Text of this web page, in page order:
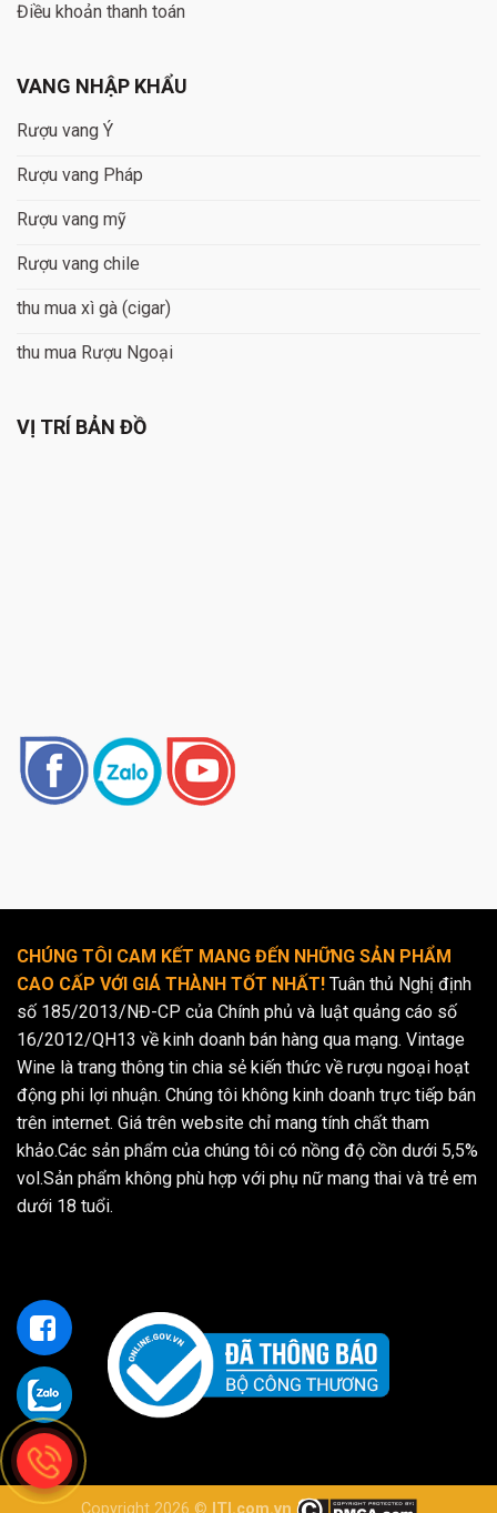
Điều khoản thanh toán
VANG NHẬP KHẨU
Rượu vang Ý
Rượu vang Pháp
Rượu vang mỹ
Rượu vang chile
thu mua xì gà (cigar)
thu mua Rượu Ngoại
VỊ TRÍ BẢN ĐỒ
CHÚNG TÔI CAM KẾT MANG ĐẾN NHỮNG SẢN PHẨM
CAO CẤP VỚI GIÁ THÀNH TỐT NHẤT! Tuân thủ Nghị định
số 185/2013/NĐ-CP của Chính phủ và luật quảng cáo số
16/2012/QH13 về kinh doanh bán hàng qua mạng. Vintage
Wine là trang thông tin chia sẻ kiến thức về rượu ngoại hoạt
động phi lợi nhuận. Chúng tôi không kinh doanh trực tiếp bán
trên internet. Giá trên website chỉ mang tính chất tham
khảo.Các sản phẩm của chúng tôi có nồng độ cồn dưới 5,5%
vol.Sản phẩm không phù hợp với phụ nữ mang thai và trẻ em
dưới 18 tuổi.